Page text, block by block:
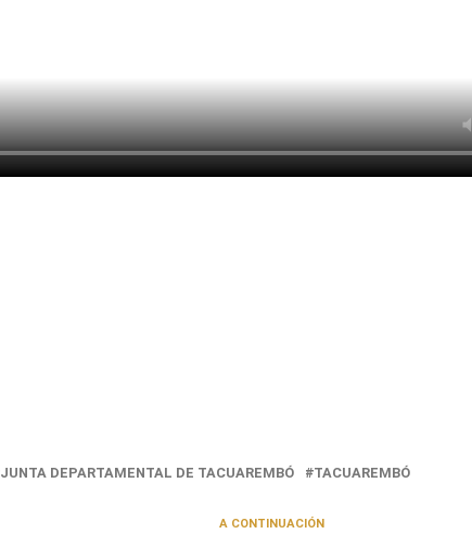
JUNTA DEPARTAMENTAL DE TACUAREMBÓ TACUAREMBÓ
A CONTINUACIÓN